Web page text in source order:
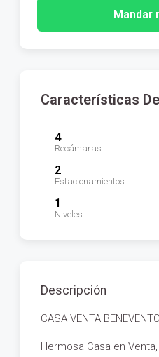
Mandar
Características
4
Recámaras
2
Estacionamientos
1
Niveles
Descripción
CASA VENTA
Hermosa Casa en